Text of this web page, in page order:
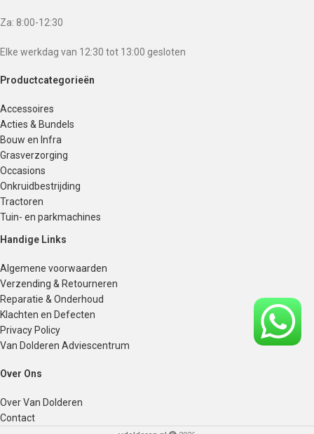
Za: 8:00-12:30
Elke werkdag van 12:30 tot 13:00 gesloten
Productcategorieën
Accessoires
Acties & Bundels
Bouw en Infra
Grasverzorging
Occasions
Onkruidbestrijding
Tractoren
Tuin- en parkmachines
Handige Links
Algemene voorwaarden
Verzending & Retourneren
Reparatie & Onderhoud
Klachten en Defecten
Privacy Policy
Van Dolderen Adviescentrum
Over Ons
Over Van Dolderen
Contact